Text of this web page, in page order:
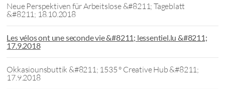
Neue Perspektiven für Arbeitslose &#8211; Tageblatt
&#8211; 18.10.2018
Les vélos ont une seconde vie &#8211; lessentiel.lu &#8211;
17.9.2018
Okkasiounsbuttik &#8211; 1535 ° Creative Hub &#8211;
17.9.2018